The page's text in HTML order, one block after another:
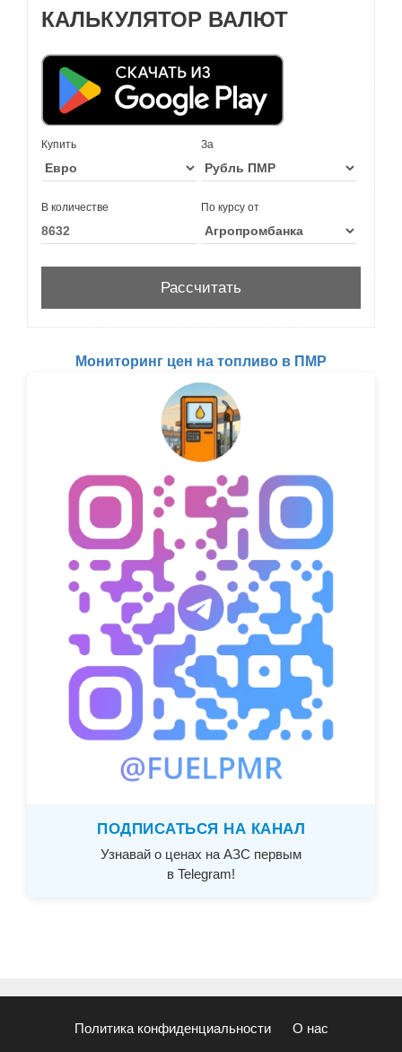
КАЛЬКУЛЯТОР ВАЛЮТ
Купить За
В количестве По курсу от
Мониторинг цен на топливо в ПМР
ПОДПИСАТЬСЯ НА КАНАЛ
Узнавай о ценах на АЗС первым
в Telegram!
Политика конфиденциальности О нас